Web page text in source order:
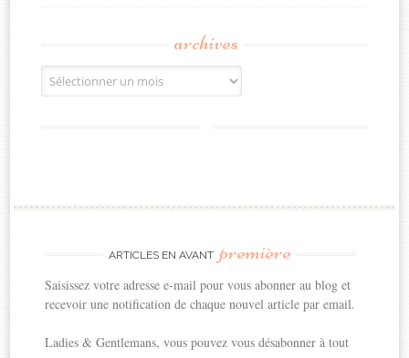
archives
Archives
ARTICLES EN AVANT première
Saisissez votre adresse e-mail pour vous abonner au blog et
recevoir une notification de chaque nouvel article par email.
Ladies & Gentlemans, vous pouvez vous désabonner à tout